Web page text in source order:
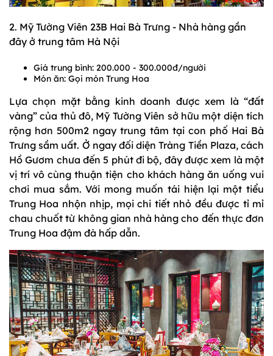
2. Mỹ Tường Viên 23B Hai Bà Trưng - Nhà hàng gần
đây ở trung tâm Hà Nội
Giá trung bình: 200.000 - 300.000đ/người
Món ăn: Gọi món Trung Hoa
Lựa chọn mặt bằng kinh doanh được xem là “đất
vàng” của thủ đô, Mỹ Tường Viên sở hữu một diện tích
rộng hơn 500m2 ngay trung tâm tại con phố Hai Bà
Trưng sầm uất. Ở ngay đối diện Tràng Tiền Plaza, cách
Hồ Gươm chưa đến 5 phút đi bộ, đây được xem là một
vị trí vô cùng thuận tiện cho khách hàng ăn uống vui
chơi mua sắm. Với mong muốn tái hiện lại một tiểu
Trung Hoa nhộn nhịp, mọi chi tiết nhỏ đều được tỉ mỉ
chau chuốt từ không gian nhà hàng cho đến thực đơn
Trung Hoa đậm đà hấp dẫn.